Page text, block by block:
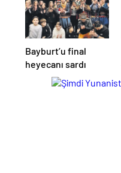
Bayburt’u final
heyecanı sardı